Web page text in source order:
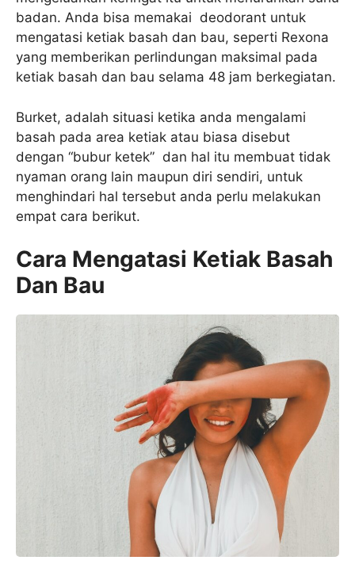
badan. Anda bisa memakai deodorant untuk
mengatasi ketiak basah dan bau, seperti Rexona
yang memberikan perlindungan maksimal pada
ketiak basah dan bau selama 48 jam berkegiatan.
Burket, adalah situasi ketika anda mengalami
basah pada area ketiak atau biasa disebut
dengan “bubur ketek” dan hal itu membuat tidak
nyaman orang lain maupun diri sendiri, untuk
menghindari hal tersebut anda perlu melakukan
empat cara berikut.
Cara Mengatasi Ketiak Basah
Dan Bau